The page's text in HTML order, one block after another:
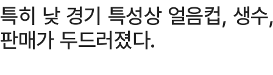
특히 낮 경기 특성상 얼음컵, 생
판매가 두드러졌다.